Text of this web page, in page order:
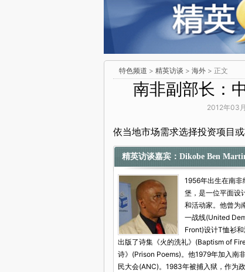
特色频道 > 精英访谈 > 海外 > 正文
南非副部长：
2012年03
依当地市场需求选择投资项目
精英访谈嘉宾：Dikobe Ben
1956年出生在南非
堡，是一位平面设
和活动家。他曾为
一战线(United
Front)设计T恤衫
出版了诗集《火的洗礼》(Baptism of
诗》(Prison Poems)。他1979年加入南
民大会(ANC)。1983年被捕入狱，作为